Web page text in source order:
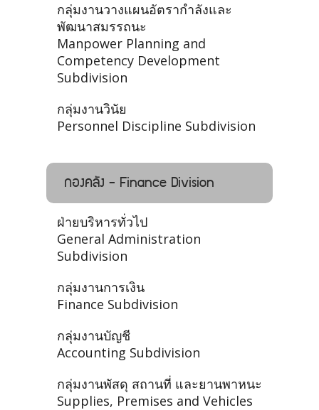
กลุ่มงานวางแผนอัตรากำลังและ
พัฒนาสมรรถนะ
Manpower Planning and
Competency Development
Subdivision
กลุ่มงานวินัย
Personnel Discipline Subdivision
กองคลัง - Finance Division
ฝ่ายบริหารทั่วไป
General Administration
Subdivision
กลุ่มงานการเงิน
Finance Subdivision
กลุ่มงานบัญชี
Accounting Subdivision
กลุ่มงานพัสดุ สถานที่ และยานพาหนะ
Supplies, Premises and Vehicles